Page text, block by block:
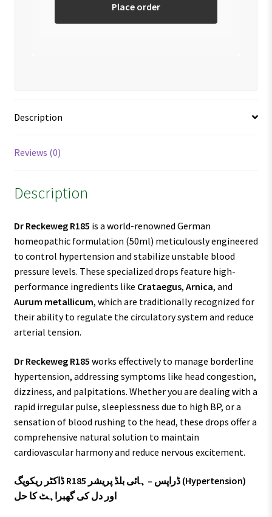
Place order
Description
Reviews (0)
Description
Dr Reckeweg R185 is a world-renowned German
homeopathic formulation (50ml) meticulously engineered
to control hypertension and stabilize unstable blood
pressure levels. These specialized drops feature high-
performance ingredients like Crataegus, Arnica, and
Aurum metallicum, which are traditionally recognized for
their ability to regulate the circulatory system and reduce
arterial tension.
Dr Reckeweg R185 works effectively to manage borderline
hypertension, addressing symptoms like head congestion,
dizziness, and palpitations. Whether you are dealing with a
rapid irregular pulse, sleeplessness due to high BP, or a
sensation of blood rushing to the head, these drops offer a
comprehensive natural solution to maintain
cardiovascular harmony and reduce nervous excitement.
ڈاکٹر ریکویگ R185 ڈراپس – ہائی بلڈ پریشر (Hypertension)
اور دل کی گھبراہٹ کا حل